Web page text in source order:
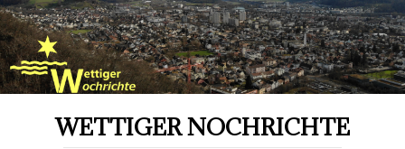
WETTIGER NOCHRICHTE